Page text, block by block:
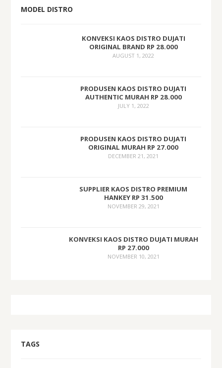
MODEL DISTRO
KONVEKSI KAOS DISTRO DUJATI
ORIGINAL BRAND RP 28.000
AUGUST 1, 2022
PRODUSEN KAOS DISTRO DUJATI
AUTHENTIC MURAH RP 28.000
JULY 1, 2022
PRODUSEN KAOS DISTRO DUJATI
ORIGINAL MURAH RP 27.000
DECEMBER 21, 2021
SUPPLIER KAOS DISTRO PREMIUM
HANKEY RP 31.500
NOVEMBER 29, 2021
KONVEKSI KAOS DISTRO DUJATI MURAH
RP 27.000
NOVEMBER 10, 2021
TAGS